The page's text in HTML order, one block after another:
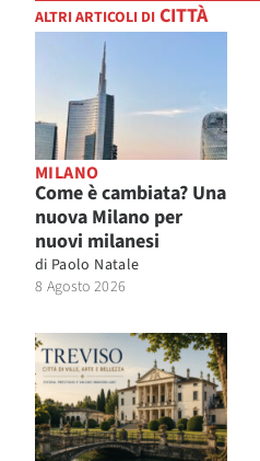
ALTRI ARTICOLI DI CITTÀ
MILANO
Come è cambiata? Una
nuova Milano per
nuovi milanesi
di Paolo Natale
8 Agosto 2026